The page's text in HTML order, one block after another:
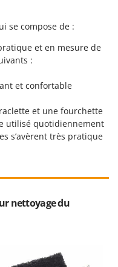
se compose de :
et en mesure de
:
et confortable
et une fourchette
utilisé quotidiennement
s’avèrent très pratique
nettoyage du